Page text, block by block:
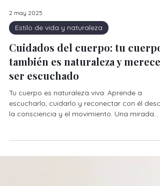
2 may 2025
Estilo de vida y naturaleza
Cuidados del cuerpo: tu cuerpo
también es naturaleza y merece
ser escuchado
Tu cuerpo es naturaleza viva. Aprende a